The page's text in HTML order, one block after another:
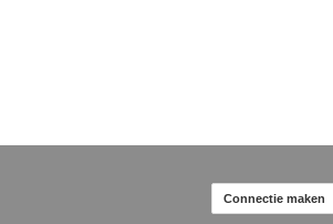
Connectie maken